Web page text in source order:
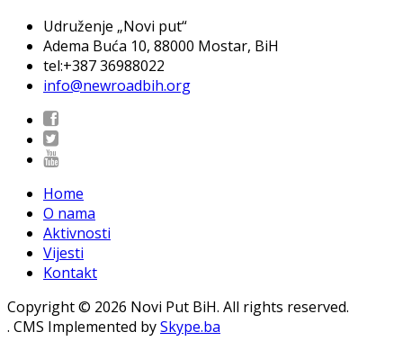
Udruženje „Novi put“
Adema Buća 10, 88000 Mostar, BiH
tel:+387 36988022
info@newroadbih.org
Home
O nama
Aktivnosti
Vijesti
Kontakt
Copyright © 2026 Novi Put BiH. All rights reserved.
. CMS Implemented bySkype.ba